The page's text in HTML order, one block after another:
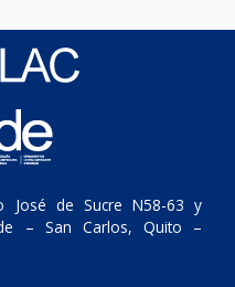
José de Sucre N58-63 y
– San Carlos, Quito –